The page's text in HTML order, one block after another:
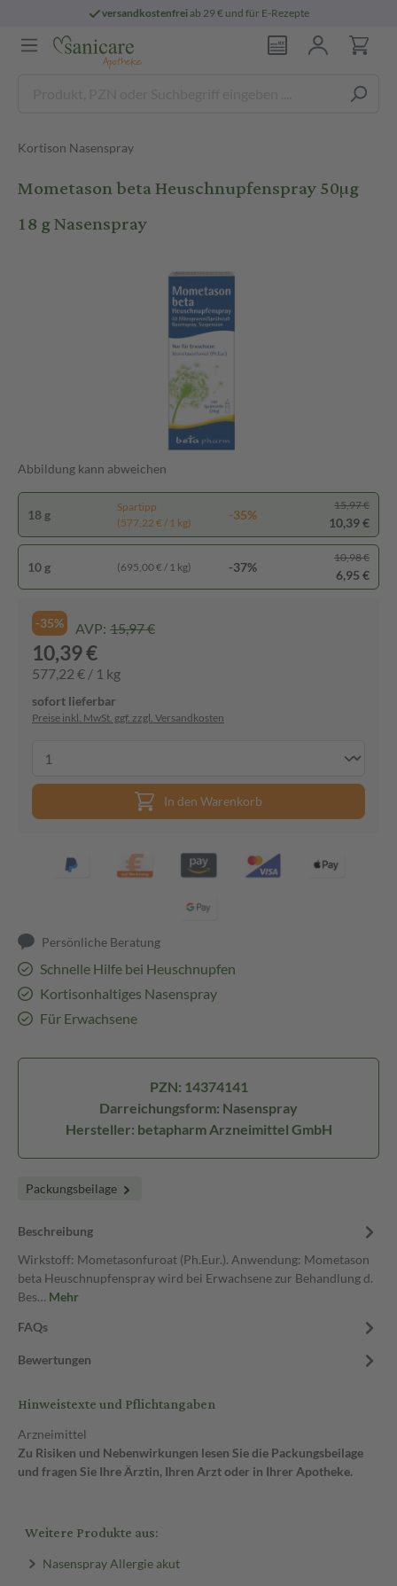
versandkostenfreiab 29 € und für E-Rezepte
Kortison Nasenspray
Mometason beta Heuschnupfenspray 50µg
18 g Nasenspray
Abbildung kann abweichen
18 g
Spartipp
(577,22 € / 1 kg)
-35%
15,97 €
10,39 €
10 g (695,00 € / 1 kg) -37%
10,98 €
6,95 €
-35% AVP: 15,97 €
10,39 €
577,22 € / 1 kg
sofort lieferbar
Preise inkl. MwSt. ggf. zzgl. Versandkosten
In den Warenkorb
Persönliche Beratung
Schnelle Hilfe bei Heuschnupfen
Kortisonhaltiges Nasenspray
Für Erwachsene
PZN: 14374141
Darreichungsform: Nasenspray
Hersteller: betapharm Arzneimittel GmbH
Packungsbeilage
Beschreibung
Wirkstoff: Mometasonfuroat (Ph.Eur.). Anwendung: Mometason
beta Heuschnupfenspray wird bei Erwachsene zur Behandlung d.
Bes… Mehr
FAQs
Bewertungen
Hinweistexte und Pflichtangaben
Arzneimittel
Zu Risiken und Nebenwirkungen lesen Sie die Packungsbeilage
und fragen Sie Ihre Ärztin, Ihren Arzt oder in Ihrer Apotheke.
Weitere Produkte aus:
Nasenspray Allergie akut